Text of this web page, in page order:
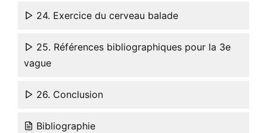
24. Exercice du cerveau balade
25. Références bibliographiques pour la 3e
vague
26. Conclusion
Bibliographie